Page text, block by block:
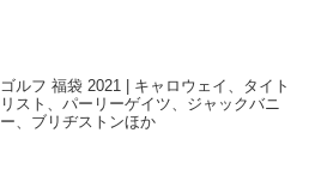
ゴルフ 福袋 2021 | キャロウェイ、タイト
リスト、パーリーゲイツ、ジャックバニ
ー、ブリヂストンほか